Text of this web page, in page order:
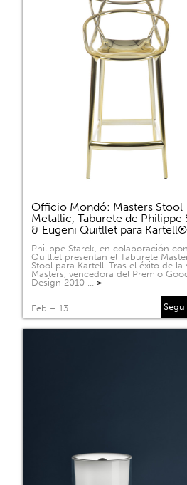
Officio Mondó: Masters Stool
Metallic, Taburete de Philippe
& Eugeni Quitllet para Kartell®
Philippe Starck, en colaboración
Quitllet presentan el Taburete
Stool para Kartell. Tras el éxito de la
Masters, vencedora del Premio
Design 2010 … >
Feb + 13